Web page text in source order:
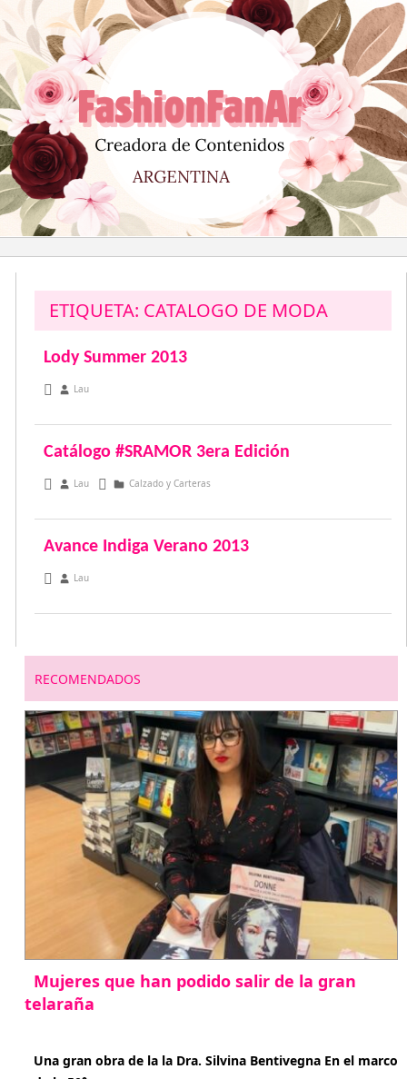
al
contenido
ETIQUETA: CATALOGO DE MODA
Lody Summer 2013
diciembre 20, 2012
Lau
Catálogo #SRAMOR 3era Edición
diciembre 13, 2012
Lau Calzado y Carteras
Avance Indiga Verano 2013
noviembre 11, 2012
Lau
RECOMENDADOS
Mujeres que han podido salir de la gran
telaraña
Una gran obra de la la Dra. Silvina Bentivegna En el marco